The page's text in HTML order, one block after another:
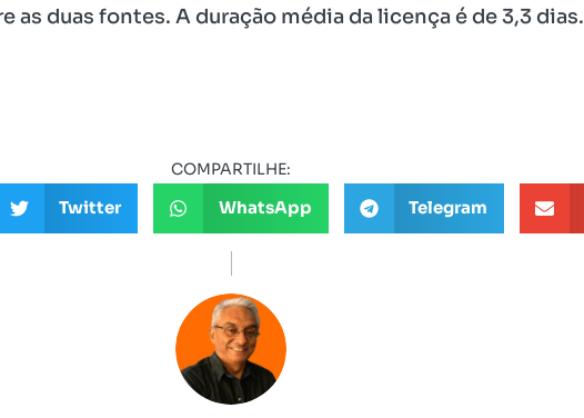
duas fontes. A duração média da licença é de 3,3 dias.
COMPARTILHE:
Twitter WhatsApp Telegram